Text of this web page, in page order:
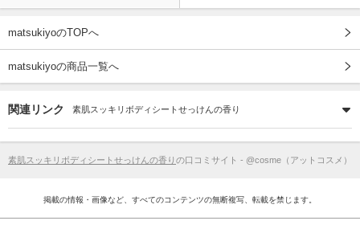
matsukiyoのTOPへ
matsukiyoの商品一覧へ
関連リンク 素肌スッキリボディシートせっけんの香り
素肌スッキリボディシートせっけんの香り の口コミサイト - @cosme（アットコスメ）
掲載の情報・画像など、すべてのコンテンツの無断複写、転載を禁じます。